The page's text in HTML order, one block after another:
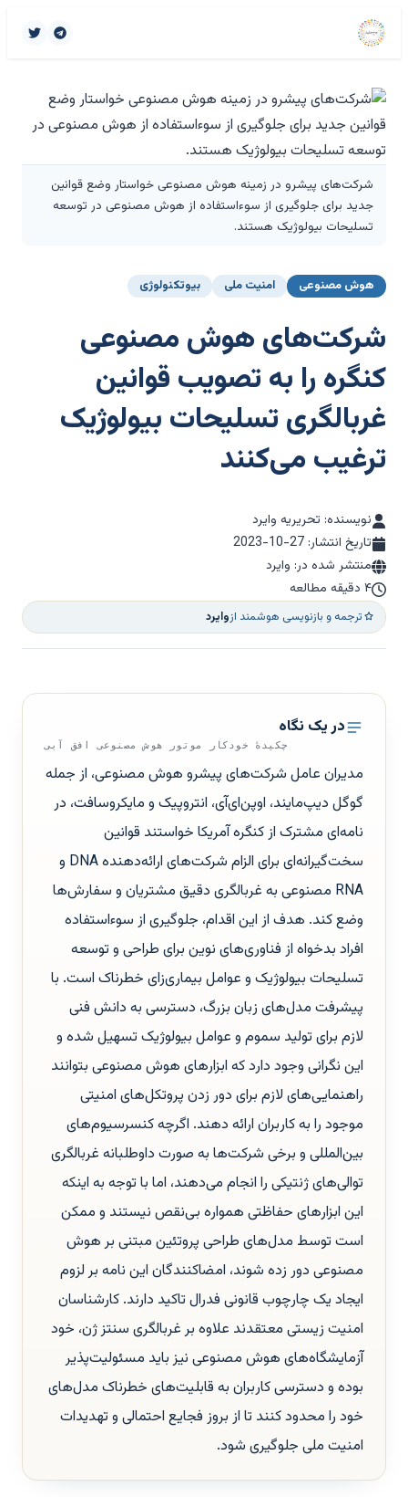
شرکت‌های پیشرو در زمینه هوش مصنوعی خواستار وضع قوانین
جدید برای جلوگیری از سوءاستفاده از هوش مصنوعی در توسعه
تسلیحات بیولوژیک هستند.
هوش مصنوعی امنیت ملی بیوتکنولوژی
شرکت‌های هوش مصنوعی
کنگره را به تصویب قوانین
غربالگری تسلیحات بیولوژیک
ترغیب می‌کنند
نویسنده: تحریریه وایرد
تاریخ انتشار: 2023-10-27
منتشر شده در: وایرد
۴ دقیقه مطالعه
ترجمه و بازنویسی هوشمند ازوایرد
در یک نگاه
چکیدهٔ خودکار موتور هوش مصنوعی افق آبی
مدیران عامل شرکت‌های پیشرو هوش مصنوعی، از جمله
گوگل دیپ‌مایند، اوپن‌ای‌آی، انتروپیک و مایکروسافت، در
نامه‌ای مشترک از کنگره آمریکا خواستند قوانین
سخت‌گیرانه‌ای برای الزام شرکت‌های ارائه‌دهنده DNA و
RNA مصنوعی به غربالگری دقیق مشتریان و سفارش‌ها
وضع کند. هدف از این اقدام، جلوگیری از سوءاستفاده
افراد بدخواه از فناوری‌های نوین برای طراحی و توسعه
تسلیحات بیولوژیک و عوامل بیماری‌زای خطرناک است. با
پیشرفت مدل‌های زبان بزرگ، دسترسی به دانش فنی
لازم برای تولید سموم و عوامل بیولوژیک تسهیل شده و
این نگرانی وجود دارد که ابزارهای هوش مصنوعی بتوانند
راهنمایی‌های لازم برای دور زدن پروتکل‌های امنیتی
موجود را به کاربران ارائه دهند. اگرچه کنسرسیوم‌های
بین‌المللی و برخی شرکت‌ها به صورت داوطلبانه غربالگری
توالی‌های ژنتیکی را انجام می‌دهند، اما با توجه به اینکه
این ابزارهای حفاظتی همواره بی‌نقص نیستند و ممکن
است توسط مدل‌های طراحی پروتئین مبتنی بر هوش
مصنوعی دور زده شوند، امضاکنندگان این نامه بر لزوم
ایجاد یک چارچوب قانونی فدرال تاکید دارند. کارشناسان
امنیت زیستی معتقدند علاوه بر غربالگری سنتز ژن، خود
آزمایشگاه‌های هوش مصنوعی نیز باید مسئولیت‌پذیر
بوده و دسترسی کاربران به قابلیت‌های خطرناک مدل‌های
خود را محدود کنند تا از بروز فجایع احتمالی و تهدیدات
امنیت ملی جلوگیری شود.